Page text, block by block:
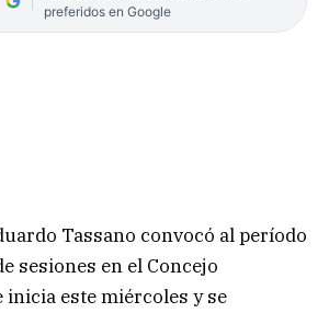
preferidos en Google
Tassano convocó al período
sesiones en el Concejo
inicia este miércoles y se